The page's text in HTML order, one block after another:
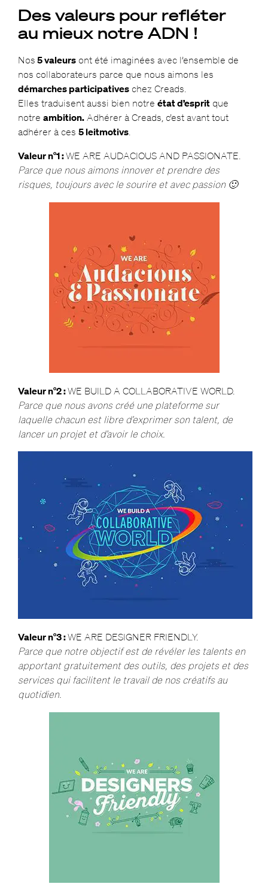
Des valeurs pour refléter
au mieux notre ADN !
Nos 5 valeursont été imaginées avec l’ensemble de
nos collaborateurs parce que nous aimons les
démarches participativeschez Creads.
Elles traduisent aussi bien notre état d’espritque
notre ambition.Adhérer à Creads, c’est avant tout
adhérer à ces 5 leitmotivs.
Valeur n°1 :WE ARE AUDACIOUS AND PASSIONATE.
Parce que nous aimons innover et prendre des
risques, toujours avec le sourire et avec passion 🙂
Valeur n°2 :WE BUILD A COLLABORATIVE WORLD.
Parce quenous avons créé une plateforme sur
laquelle chacun est libre d’exprimer son talent, de
lancer un projet et d’avoir le choix.
Valeur n°3 :WE ARE DESIGNER FRIENDLY.
Parce que notre objectif est de révéler les talents en
apportant gratuitement des outils, des projets et des
services qui facilitent le travail de nos créatifs au
quotidien.